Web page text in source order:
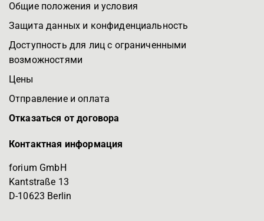
Общие положения и условия
Защита данных и конфиденциальность
Доступность для лиц с ограниченными
возможностями
Цены
Отправление и оплата
Отказаться от договора
Контактная информация
forium GmbH
Kantstraße 13
D-10623 Berlin